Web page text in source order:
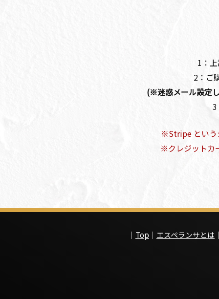
1：
2：ご
(※迷惑メール設定
3
※Stripe という
※クレジットカ
｜ Top ｜ エスペランサとは